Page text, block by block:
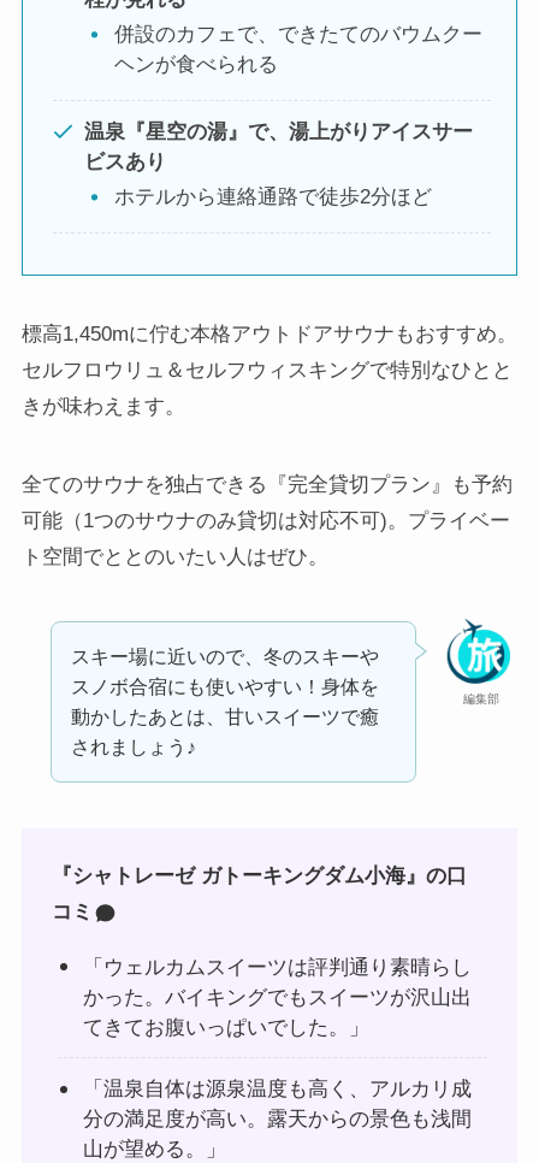
併設のカフェで、できたてのバウムクー
ヘンが食べられる
温泉『星空の湯』で、湯上がりアイスサー
ビスあり
ホテルから連絡通路で徒歩2分ほど
標高1,450mに佇む本格アウトドアサウナもおすすめ。
セルフロウリュ＆セルフウィスキングで特別なひとと
きが味わえます。
全てのサウナを独占できる『完全貸切プラン』も予約
可能（1つのサウナのみ貸切は対応不可)。プライベー
ト空間でととのいたい人はぜひ。
編集部
スキー場に近いので、冬のスキーや
スノボ合宿にも使いやすい！身体を
動かしたあとは、甘いスイーツで癒
されましょう♪
『シャトレーゼ ガトーキングダム小海』の口
コミ
「ウェルカムスイーツは評判通り素晴らし
かった。バイキングでもスイーツが沢山出
てきてお腹いっぱいでした。」
「温泉自体は源泉温度も高く、アルカリ成
分の満足度が高い。露天からの景色も浅間
山が望める。」